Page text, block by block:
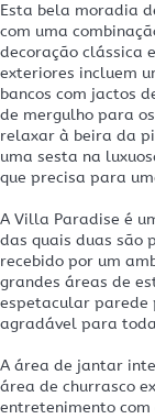
Esta bela moradia
com uma
decoração clássica
exteriores incluem
bancos com jactos
de mergulho para
relaxar à beira da
uma sesta na
que precisa para
A Villa Paradise é
das quais duas são
recebido por um
grandes áreas de
espetacular parede
agradável para
A área de jantar
área de churrasco
entretenimento